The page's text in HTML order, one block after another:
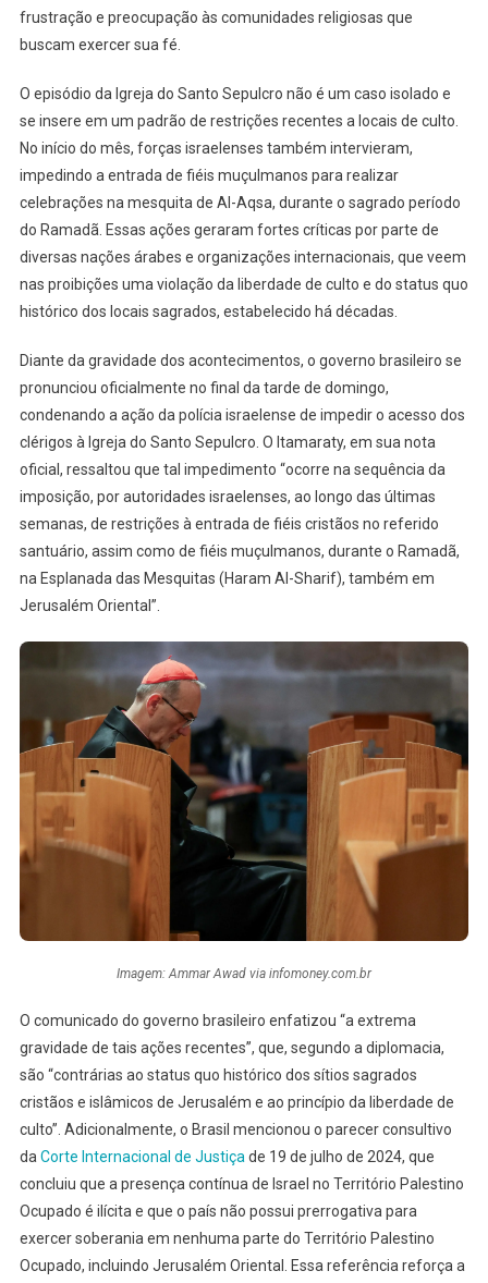
frustração e preocupação às comunidades religiosas que
buscam exercer sua fé.
O episódio da Igreja do Santo Sepulcro não é um caso isolado e
se insere em um padrão de restrições recentes a locais de culto.
No início do mês, forças israelenses também intervieram,
impedindo a entrada de fiéis muçulmanos para realizar
celebrações na mesquita de Al-Aqsa, durante o sagrado período
do Ramadã. Essas ações geraram fortes críticas por parte de
diversas nações árabes e organizações internacionais, que veem
nas proibições uma violação da liberdade de culto e do status quo
histórico dos locais sagrados, estabelecido há décadas.
Diante da gravidade dos acontecimentos, o governo brasileiro se
pronunciou oficialmente no final da tarde de domingo,
condenando a ação da polícia israelense de impedir o acesso dos
clérigos à Igreja do Santo Sepulcro. O Itamaraty, em sua nota
oficial, ressaltou que tal impedimento “ocorre na sequência da
imposição, por autoridades israelenses, ao longo das últimas
semanas, de restrições à entrada de fiéis cristãos no referido
santuário, assim como de fiéis muçulmanos, durante o Ramadã,
na Esplanada das Mesquitas (Haram Al-Sharif), também em
Jerusalém Oriental”.
Imagem: Ammar Awad via infomoney.com.br
O comunicado do governo brasileiro enfatizou “a extrema
gravidade de tais ações recentes”, que, segundo a diplomacia,
são “contrárias ao status quo histórico dos sítios sagrados
cristãos e islâmicos de Jerusalém e ao princípio da liberdade de
culto”. Adicionalmente, o Brasil mencionou o parecer consultivo
da Corte Internacional de Justiça de 19 de julho de 2024, que
concluiu que a presença contínua de Israel no Território Palestino
Ocupado é ilícita e que o país não possui prerrogativa para
exercer soberania em nenhuma parte do Território Palestino
Ocupado, incluindo Jerusalém Oriental. Essa referência reforça a